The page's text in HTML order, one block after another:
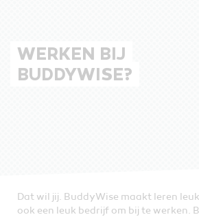
WERKEN BIJ
BUDDYWISE?
Dat wil jij. BuddyWise maakt leren
ook een leuk bedrijf om bij te werken.